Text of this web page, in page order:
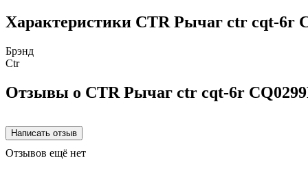
Характеристики CTR Рычаг ctr cqt-6r
Брэнд
Ctr
Отзывы о CTR Рычаг ctr cqt-6r
Отзывов ещё нет